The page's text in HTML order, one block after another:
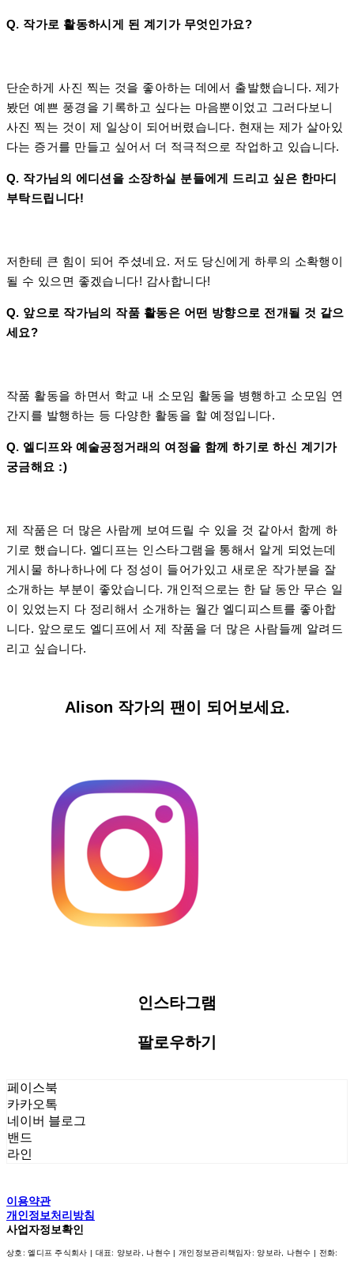
Q. 작가로 활동하시게 된 계기가 무엇인가요?
단순하게 사진 찍는 것을 좋아하는 데에서 출발했습니다. 제가
봤던 예쁜 풍경을 기록하고 싶다는 마음뿐이었고 그러다보니
사진 찍는 것이 제 일상이 되어버렸습니다. 현재는 제가 살아있
다는 증거를 만들고 싶어서 더 적극적으로 작업하고 있습니다.
Q. 작가님의 에디션을 소장하실 분들에게 드리고 싶은 한마디
부탁드립니다!
저한테 큰 힘이 되어 주셨네요. 저도 당신에게 하루의 소확행이
될 수 있으면 좋겠습니다! 감사합니다!
Q. 앞으로 작가님의 작품 활동은 어떤 방향으로 전개될 것 같으
세요?
작품 활동을 하면서 학교 내 소모임 활동을 병행하고 소모임 연
간지를 발행하는 등 다양한 활동을 할 예정입니다.
Q. 엘디프와 예술공정거래의 여정을 함께 하기로 하신 계기가
궁금해요 :)
제 작품은 더 많은 사람께 보여드릴 수 있을 것 같아서 함께 하
기로 했습니다. 엘디프는 인스타그램을 통해서 알게 되었는데
게시물 하나하나에 다 정성이 들어가있고 새로운 작가분을 잘
소개하는 부분이 좋았습니다. 개인적으로는 한 달 동안 무슨 일
이 있었는지 다 정리해서 소개하는 월간 엘디피스트를 좋아합
니다. 앞으로도 엘디프에서 제 작품을 더 많은 사람들께 알려드
리고 싶습니다.
Alison 작가의 팬이 되어보세요.
인스타그램
팔로우하기
페이스북
카카오톡
네이버 블로그
밴드
라인
이용약관
개인정보처리방침
사업자정보확인
상호: 엘디프 주식회사 | 대표: 양보라, 나현수 | 개인정보관리책임자: 양보라, 나현수 | 전화: